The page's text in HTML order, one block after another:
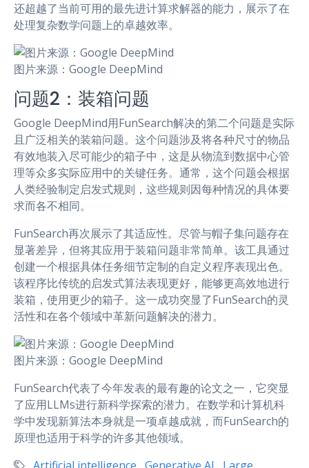
还超越了当前可用的最先进计算求解器的能力，展示了在
处理复杂数学问题上的卓越效率。
图片来源：Google DeepMind
问题2：装箱问题
Google DeepMind用FunSearch解决的第二个问题是实际
且广泛相关的装箱问题。这个问题涉及将各种尺寸的物品
有效地装入尽可能少的箱子中，这是从物流到数据中心管
理等众多实际应用中的关键任务。通常，这个问题会根据
人类经验制定启发式规则，这些规则因每种情况的具体要
求而各不相同。
FunSearch再次展示了其适应性。尽管与帽子集问题存在
显著差异，但将其应用于装箱问题非常简单。该工具通过
创建一个根据具体任务细节定制的自定义程序表现出色。
该程序比传统的启发式算法表现更好，能够更高效地进行
装箱，使用更少的箱子。这一成功突显了FunSearch的灵
活性和在各个领域中革新问题解决的潜力。
图片来源：Google DeepMind
FunSearch代表了今年发表的最有趣的论文之一，它突显
了应用LLMs进行新科学探索的潜力。在数学和计算机科
学中发现新算法本身就是一项卓越成就，而FunSearch的
原理也适用于科学的许多其他领域。